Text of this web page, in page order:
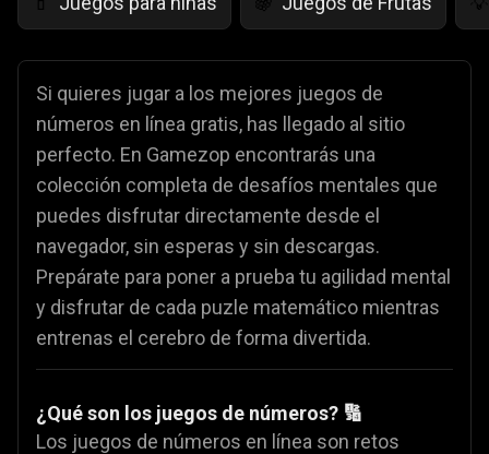
Si quieres jugar a los mejores juegos de
números en línea gratis, has llegado al sitio
perfecto. En Gamezop encontrarás una
colección completa de desafíos mentales que
puedes disfrutar directamente desde el
navegador, sin esperas y sin descargas.
Prepárate para poner a prueba tu agilidad mental
y disfrutar de cada puzle matemático mientras
entrenas el cerebro de forma divertida.
¿Qué son los juegos de números? 🔢
Los juegos de números en línea son retos